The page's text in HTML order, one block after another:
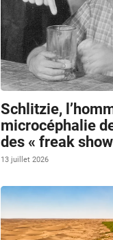
Schlitzie,
microcéphalie
des « freak
13 juillet 2026